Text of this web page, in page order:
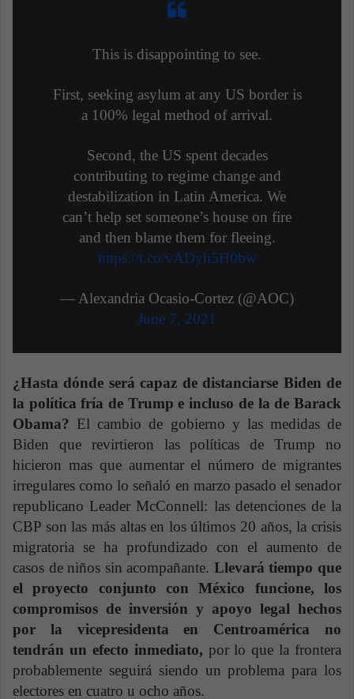
This is disappointing to see.
First, seeking asylum at any US border is
a 100% legal method of arrival.
Second, the US spent decades
contributing to regime change and
destabilization in Latin America. We
can’t help set someone’s house on fire
and then blame them for fleeing.
https://t.co/vADyh5H0bw
— Alexandria Ocasio-Cortez (@AOC)
June 7, 2021
¿Hasta dónde será capaz de distanciarse Biden de
la política fría de Trump e incluso de la de Barack
Obama? El cambio de gobierno y las medidas de
Biden que revirtieron las políticas de Trump no
hicieron mas que aumentar el número de migrantes
irregulares como lo señaló en marzo pasado el senador
republicano Leader McConnell: las detenciones de la
CBP son las más altas en los últimos 20 años, la crisis
migratoria se ha profundizado con el aumento de
casos de niños sin acompañante. Llevará tiempo que
el proyecto conjunto con México funcione, los
compromisos de inversión y apoyo legal hechos
por la vicepresidenta en Centroamérica no
tendrán un efecto inmediato, por lo que la frontera
probablemente seguirá siendo un problema para los
electores en cuatro u ocho años.